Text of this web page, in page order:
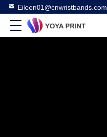
Eileen01@cnwristbands.com